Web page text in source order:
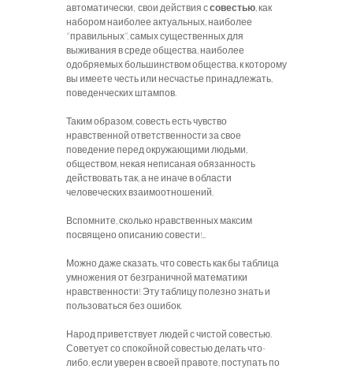
автоматически, свои действия ссовестью , как
набором наиболее актуальных, наиболее
“правильных”, самых существенных для
выживания в среде общества, наиболее
одобряемых большинством общества, к которому
вы имеете честь или несчастье принадлежать,
поведенческих штампов.
Таким образом, совесть есть чувство
нравственной ответственности за свое
поведение перед окружающими людьми,
обществом, некая неписаная обязанность
действовать так, а не иначе в области
человеческих взаимоотношений.
Вспомните, сколько нравственных максим
посвящено описанию совести!..
Можно даже сказать, что совесть как бы таблица
умножения от безграничной математики
нравственности! Эту таблицу полезно знать и
пользоваться без ошибок.
Народ приветствует людей с чистой совестью.
Советует со спокойной совестью делать что-
либо, если уверен в своей правоте, поступать по